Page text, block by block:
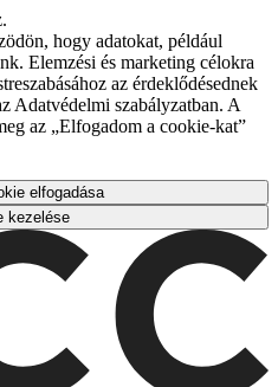
hogy adatokat, például
Elemzési és marketing célokra
az érdeklődésednek
Adatvédelmi szabályzatban. A
az „Elfogadom a cookie-kat”
elfogadása
kezelése